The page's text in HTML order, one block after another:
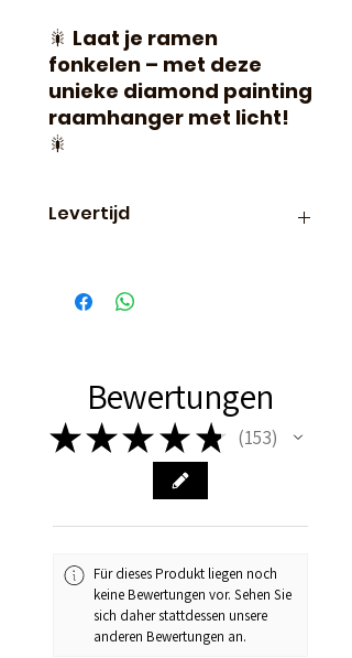
🎇 Laat je ramen
fonkelen – met deze
unieke diamond painting
raamhanger met licht!
🎇
Levertijd
vaak de volgende dag al in
huis!
Bewertungen
★★★ ★ ★ 153
153
Für dieses Produkt liegen noch
keine Bewertungen vor. Sehen Sie
sich daher stattdessen unsere
anderen Bewertungen an.